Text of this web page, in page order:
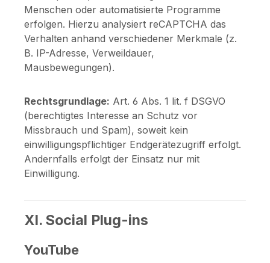
Menschen oder automatisierte Programme
erfolgen. Hierzu analysiert reCAPTCHA das
Verhalten anhand verschiedener Merkmale (z.
B. IP-Adresse, Verweildauer,
Mausbewegungen).
Rechtsgrundlage: Art. 6 Abs. 1 lit. f DSGVO
(berechtigtes Interesse an Schutz vor
Missbrauch und Spam), soweit kein
einwilligungspflichtiger Endgerätezugriff erfolgt.
Andernfalls erfolgt der Einsatz nur mit
Einwilligung.
XI. Social Plug-ins
YouTube